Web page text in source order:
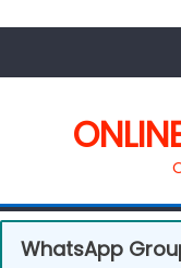
WhatsApp